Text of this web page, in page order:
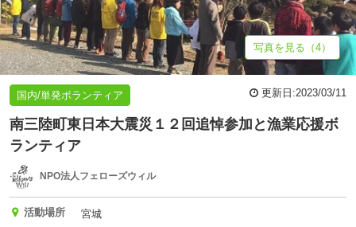
写真を見る（4）
国内/単発ボランティア 更新日:2023/03/11
南三陸町東日本大震災１２回追悼参加と漁業応援ボ
ランティア
NPO法人フェローズウィル
活動場所
宮城